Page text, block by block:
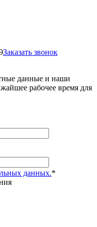
Заказать звонок
данные и наши
рабочее время для
данных.*